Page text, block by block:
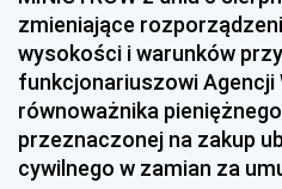
1954 1953
1951 1950
1948 1947
1945 1944
1938 1937
zmieniające
wysokości i warunków
funkcjonariuszowi Agencji
równoważnika
przeznaczonej na zakup
cywilnego w zamian za